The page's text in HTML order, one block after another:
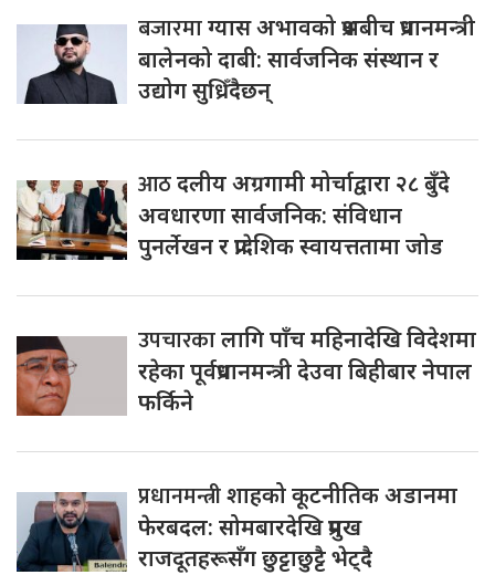
बजारमाग्यास अभावको प्रश्नबीच प्रधानमन्त्री
बालेनको दाबी: सार्वजनिक संस्थान र
उद्योग सुध्रिँदैछन्
आठदलीय अग्रगामी मोर्चाद्वारा २८ बुँदे
अवधारणा सार्वजनिक: संविधान
पुनर्लेखन र प्रादेशिक स्वायत्ततामा जोड
उपचारकालागि पाँच महिनादेखि विदेशमा
रहेका पूर्वप्रधानमन्त्री देउवा बिहीबार नेपाल
फर्किने
प्रधानमन्त्रीशाहको कूटनीतिक अडानमा
फेरबदल: सोमबारदेखि प्रमुख
राजदूतहरूसँग छुट्टाछुट्टै भेट्दै